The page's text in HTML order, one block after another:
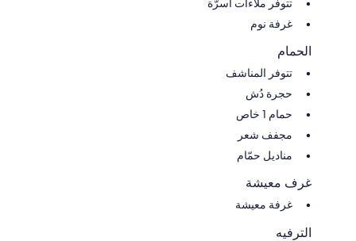
تتوفر ملاءات أسرّة
غرفة نوم
الحمام
تتوفر المناشف
حجرة دُش
حمام 1 خاص
مجفف شعر
مناديل حمّام
غرف معيشة
غرفة معيشة
الترفيه